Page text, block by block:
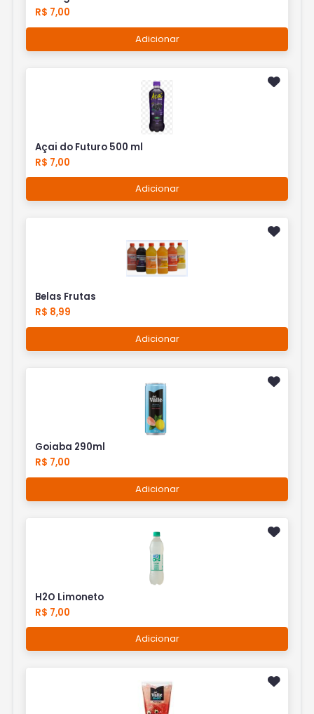
R$ 7,00
Adicionar
Açai do Futuro 500 ml
R$ 7,00
Adicionar
Belas Frutas
R$ 8,99
Adicionar
Goiaba 290ml
R$ 7,00
Adicionar
H2O Limoneto
R$ 7,00
Adicionar